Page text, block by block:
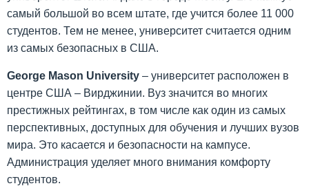
самый большой во всем штате, где учится более 11 000
студентов. Тем не менее, университет считается одним
из самых безопасных в США.
George Mason University – университет расположен в
центре США – Вирджинии. Вуз значится во многих
престижных рейтингах, в том числе как один из самых
перспективных, доступных для обучения и лучших вузов
мира. Это касается и безопасности на кампусе.
Администрация уделяет много внимания комфорту
студентов.